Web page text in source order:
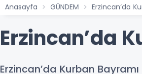
Anasayfa GÜNDEM Erzincan’da
Erzincan’da
Erzincan’da Kurban